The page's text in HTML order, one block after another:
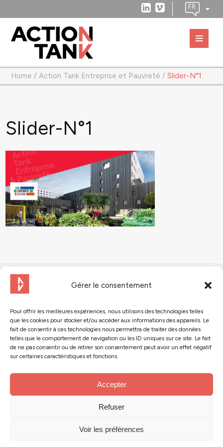
Gérer le consentement
Pour offrir les meilleures expériences, nous utilisons des technologies telles
que les cookies pour stocker et/ou accéder aux informations des appareils. Le
fait de consentir à ces technologies nous permettra de traiter des données
telles que le comportement de navigation ou les ID uniques sur ce site. Le fait
de ne pas consentir ou de retirer son consentement peut avoir un effet négatif
sur certaines caractéristiques et fonctions.
Accepter
Refuser
Voir les préférences
Home /Action Tank Entreprise et Pauvreté /Slider-N°1
Slider-N°1
Contactez-nous
Suivez-nous :
© 2024 - Action Tank
Mentions légales